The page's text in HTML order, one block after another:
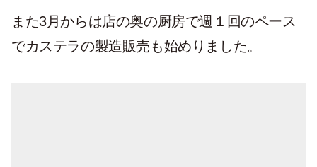
また3月からは店の奥の厨房で週１回のペース
でカステラの製造販売も始めりました。